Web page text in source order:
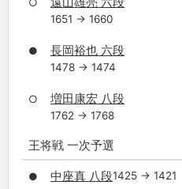
○
1651 → 1660
● 長岡裕也 六段
1478 → 1474
○ 増田康宏 八段
1762 → 1768
王将戦 一次予選
● 中座真 八段1425 → 1421